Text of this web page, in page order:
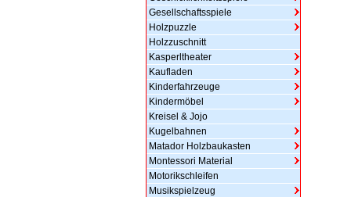
Gesellschaftsspiele
Holzpuzzle
Holzzuschnitt
Kasperltheater
Kaufladen
Kinderfahrzeuge
Kindermöbel
Kreisel & Jojo
Kugelbahnen
Matador Holzbaukasten
Montessori Material
Motorikschleifen
Musikspielzeug